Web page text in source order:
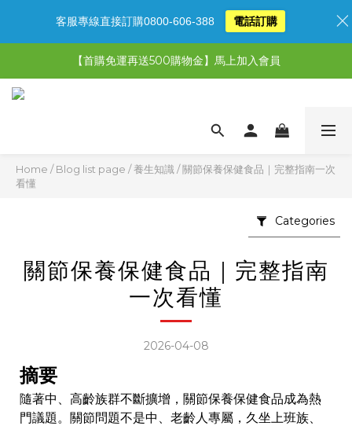
【限時特惠】全館滿1,000送500購物金！
【限時特惠】超值5選3，最高現省1,770元
【首購免運再送500購物金】馬上加入會員
Home /Blog list page /養生知識 /關節保養保健食品｜完整指南一次
看懂
Categories
關節保養保健食品｜完整指南
一次看懂
2026-04-08
摘要
隨著中、高齡族群不斷擴增，關節保養保健食品成為熱
門議題。關節問題不是中、老齡人專屬，久坐上班族、
客服專線直接訂購0800-606-388 電話訂購